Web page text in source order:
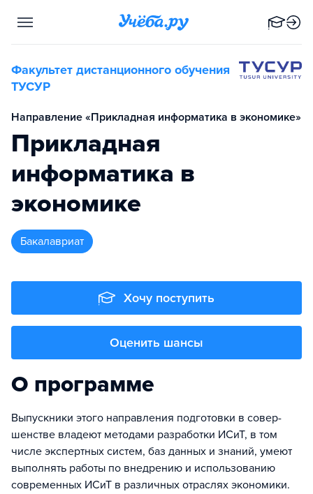
Факультет дистанционного обучения
ТУСУР
Направление «Прикладная информатика в экономике»
Прикладная
информатика в
экономике
бакалавриат
Хочу поступить
Оценить шансы
О программе
Выпускники этого направления подготовки в совер­
шенс­т­ве владеют методами разработки ИСиТ, в том
числе эксперт­ных систем, баз данных и знаний, умеют
выполнять работы по внедрению и использованию
современных ИСиТ в различных отраслях экономики.